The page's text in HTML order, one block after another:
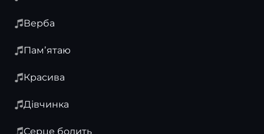
Верба
Памʼятаю
Красива
Дівчинка
Серце болить